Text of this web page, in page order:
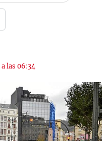
las 06:34